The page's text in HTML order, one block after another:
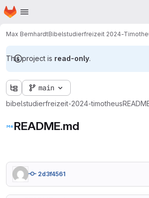
Skip to main content
Homepage
Max BernhardtBibelstudierfreizeit 2024-
This project is read-only.
main
bibelstudierfreizeit-2024-timotheus
README.md
2d3f4561